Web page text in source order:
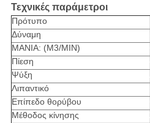
Τεχνικές παράμετροι
Πρότυπο
Δύναμη
ΜΑΝΙΑ: (M3/MIN)
Πίεση
Ψύξη
Λιπαντικό
Επίπεδο θορύβου
Μέθοδος κίνησης